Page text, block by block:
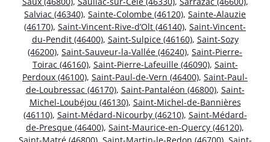
Salviac (46340), Sainte-Colombe (46120), Sainte-Alauzie
(46170), Saint-Vincent-Rive-d’Olt (46140), Saint-Vincent-
du-Pendit (46400), Saint-Sulpice (46160), Saint-Sozy
(46200), Saint-Sauveur-la-Vallée (46240), Saint-Pierre-
Toirac (46160), Saint-Pierre-Lafeuille (46090), Saint-
Perdoux (46100), Saint-Paul-de-Vern (46400), Saint-Paul-
de-Loubressac (46170), Saint-Pantaléon (46800), Saint-
Michel-Loubéjou (46130), Saint-Michel-de-Bannières
(46110), Saint-Médard-Nicourby (46210), Saint-Médard-
de-Presque (46400), Saint-Maurice-en-Quercy (46120),